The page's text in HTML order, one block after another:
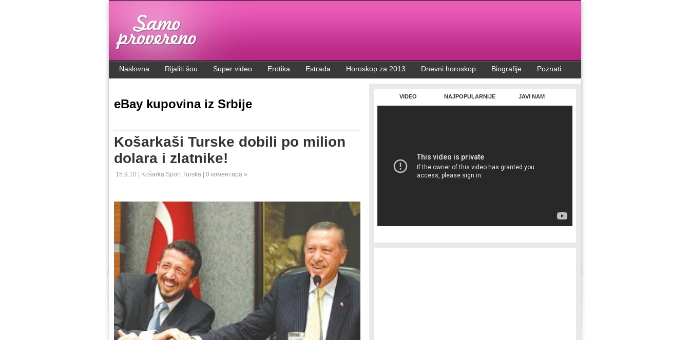
Naslovna Rijaliti šou Super video Erotika Estrada Horoskop za 2013 Dnevni horoskop Biografije Poznati
eBay kupovina iz Srbije
Košarkaši Turske dobili po milion
dolara i zlatnike!
15.9.10 | Košarka Sport Turska 0 коментара »
VIDEO NAJPOPULARNIJE JAVI NAM